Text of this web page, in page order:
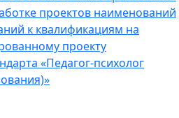
проектов наименований
к квалификациям на
проекту
«Педагог-психолог